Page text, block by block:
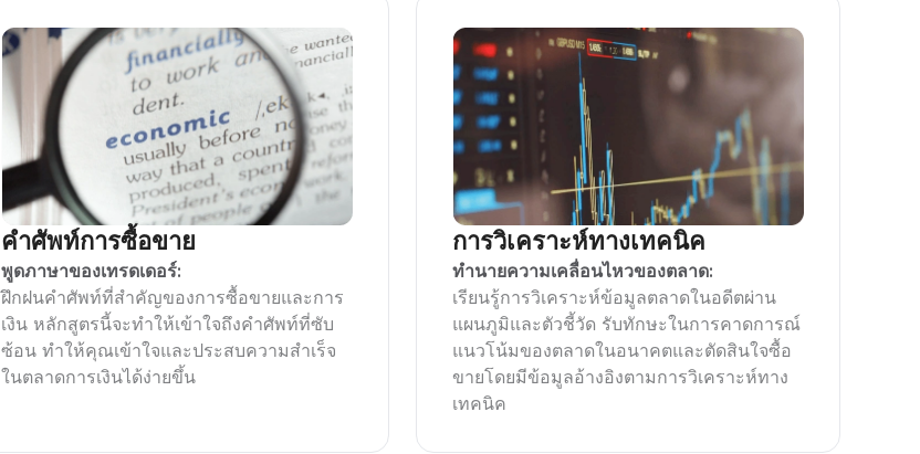
คำศัพท์การซื้อขาย
พูดภาษาของเทรดเดอร์:
ฝึกฝนคำศัพท์ที่สำคัญของการซื้อขายและการ
เงิน หลักสูตรนี้จะทำให้เข้าใจถึงคำศัพท์ที่ซับ
ซ้อน ทำให้คุณเข้าใจและประสบความสำเร็จ
ในตลาดการเงินได้ง่ายขึ้น
การวิเคราะห์ทางเทคนิค
ทำนายความเคลื่อนไหวของตลาด:
เรียนรู้การวิเคราะห์ข้อมูลตลาดในอดีตผ่าน
แผนภูมิและตัวชี้วัด รับทักษะในการคาดการณ์
แนวโน้มของตลาดในอนาคตและตัดสินใจซื้อ
ขายโดยมีข้อมูลอ้างอิงตามการวิเคราะห์ทาง
เทคนิค